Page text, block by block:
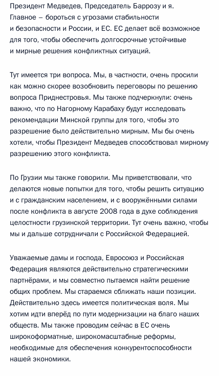
Президент Медведев, Председатель Баррозу и я.
Главное – бороться с угрозами стабильности
и безопасности и России, и ЕС. ЕС делает всё возможное
для того, чтобы обеспечить долгосрочные устойчивые
и мирные решения конфликтных ситуаций.
Тут имеется три вопроса. Мы, в частности, очень просили
как можно скорее возобновить переговоры по решению
вопроса Приднестровья. Мы также подчеркнули: очень
важно, что по Нагорному Карабаху будут исследовать
рекомендации Минской группы для того, чтобы это
разрешение было действительно мирным. Мы бы очень
хотели, чтобы Президент Медведев способствовал мирному
разрешению этого конфликта.
По Грузии мы также говорили. Мы приветствовали, что
делаются новые попытки для того, чтобы решить ситуацию
и с гражданским населением, и с вооружёнными силами
после конфликта в августе 2008 года в духе соблюдения
целостности грузинской территории. Тут очень важно, чтобы
мы и дальше сотрудничали с Российской Федерацией.
Уважаемые дамы и господа, Евросоюз и Российская
Федерация являются действительно стратегическими
партнёрами, и мы совместно пытаемся найти решение
общих проблем. Мы стараемся сближать наши позиции.
Действительно здесь имеется политическая воля. Мы
хотим идти вперёд по пути модернизации на благо наших
обществ. Мы также проводим сейчас в ЕС очень
широкоформатные, широкомасштабные реформы,
необходимые для обеспечения конкурентоспособности
нашей экономики.